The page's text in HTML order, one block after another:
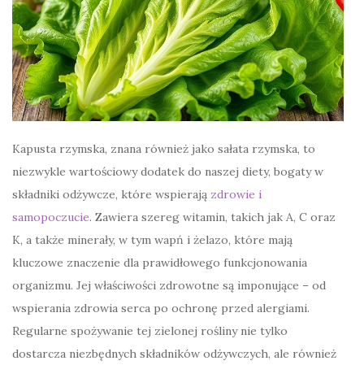
Kapusta rzymska, znana również jako sałata rzymska, to
niezwykle wartościowy dodatek do naszej diety, bogaty w
składniki odżywcze, które wspierają zdrowie i
samopoczucie. Zawiera szereg witamin, takich jak A, C oraz
K, a także minerały, w tym wapń i żelazo, które mają
kluczowe znaczenie dla prawidłowego funkcjonowania
organizmu. Jej właściwości zdrowotne są imponujące – od
wspierania zdrowia serca po ochronę przed alergiami.
Regularne spożywanie tej zielonej rośliny nie tylko
dostarcza niezbędnych składników odżywczych, ale również